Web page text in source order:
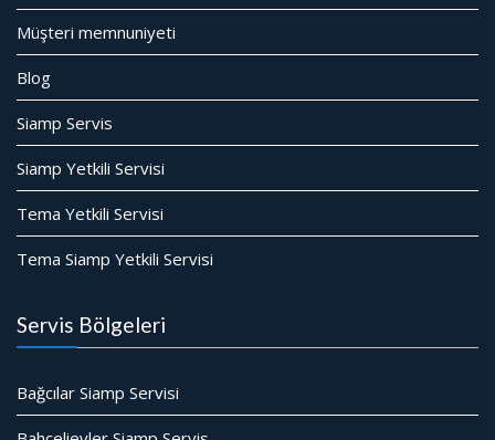
Müşteri memnuniyeti
Blog
Siamp Servis
Siamp Yetkili Servisi
Tema Yetkili Servisi
Tema Siamp Yetkili Servisi
Servis Bölgeleri
Bağcılar Siamp Servisi